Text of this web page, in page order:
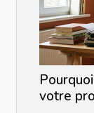
votre